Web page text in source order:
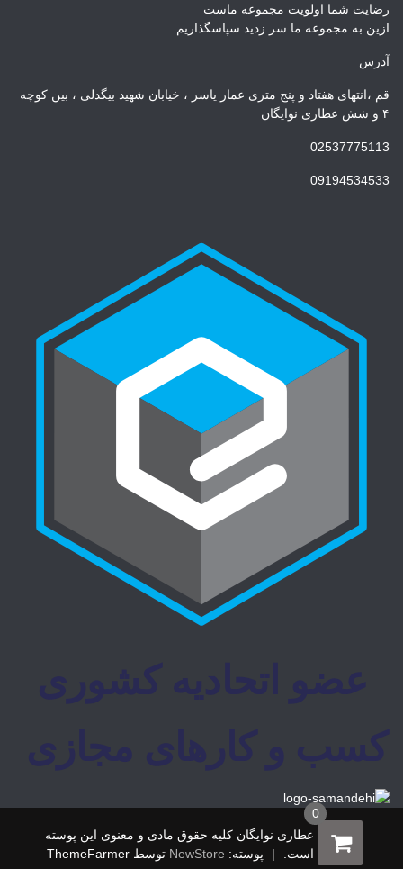
رضایت شما اولویت مجموعه ماست
ازین به مجموعه ما سر زدید سپاسگذاریم
آدرس
قم ،انتهای هفتاد و پنج متری عمار یاسر ، خیابان شهید بیگدلی ، بین کوچه
۴ و شش عطاری نوایگان
02537775113
09194534533
© 2026 عطاری نوایگان کلیه حقوق مادی و معنوی این پوسته
محفوظ است.
| پوسته: NewStore توسط ThemeFarmer
0